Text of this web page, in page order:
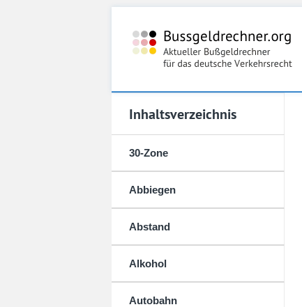
Inhaltsverzeichnis
30-Zone
Abbiegen
Abstand
Alkohol
Autobahn